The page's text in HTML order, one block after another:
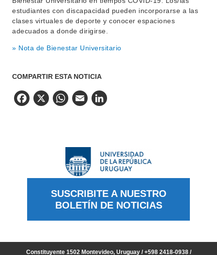
estudiantes con discapacidad pueden incorporarse a las
clases virtuales de deporte y conocer espaciones
adecuados a donde dirigirse.
» Nota de Bienestar Universitario
COMPARTIR ESTA NOTICIA
Facebook
X WhatsApp
Email
SUSCRIBITE A NUESTRO
BOLETÍN DE NOTICIAS
Constituyente 1502 Montevideo, Uruguay / +598 2418-0938 /